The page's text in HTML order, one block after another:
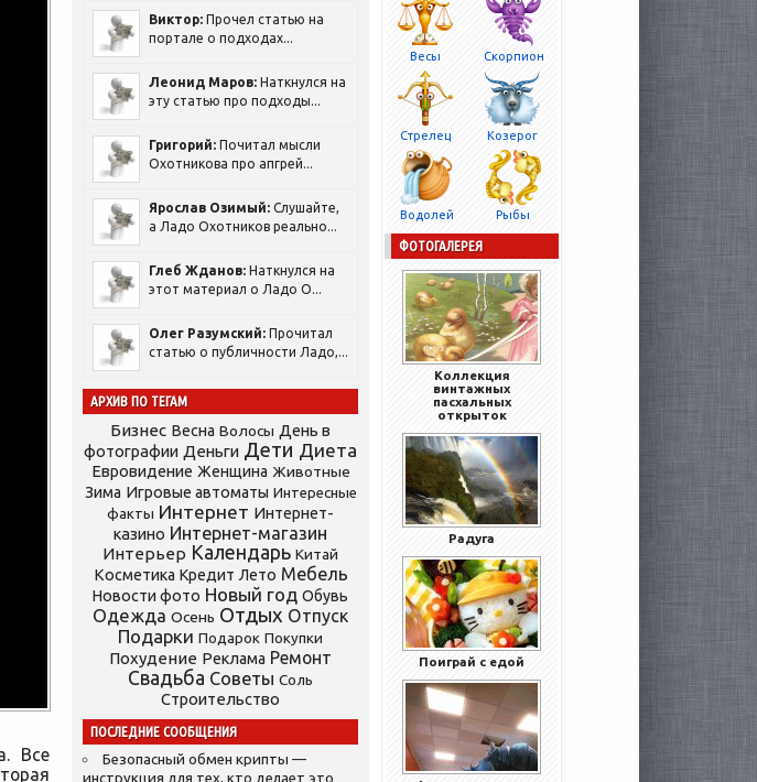
Все
Виктор: Прочел статью на
портале о подходах...
Леонид Маров: Наткнулся на
эту статью про подходы...
Григорий: Почитал мысли
Охотникова про апгрей...
Ярослав Озимый: Слушайте,
а Ладо Охотников реально...
Глеб Жданов: Наткнулся на
этот материал о Ладо О...
Олег Разумский: Прочитал
статью о публичности Ладо,...
АРХИВ ПО ТЕГАМ
Бизнес Весна Волосы День в
фотографии Деньги Дети Диета
Евровидение Женщина Животные
Зима Игровые автоматы Интересные
факты Интернет Интернет-
казино Интернет-магазин
Интерьер Календарь Китай
Косметика Кредит Лето Мебель
Новости фото Новый год Обувь
Одежда Осень Отдых Отпуск
Подарки Подарок Покупки
Похудение Реклама Ремонт
Свадьба Советы Соль
Строительство
ПОСЛЕДНИЕ СООБЩЕНИЯ
Безопасный обмен крипты —
инструкция для тех, кто делает это
Весы Скорпион
Стрелец Козерог
Водолей Рыбы
ФОТОГАЛЕРЕЯ
Коллекция
винтажных
пасхальных
открыток
Радуга
Поиграй с едой